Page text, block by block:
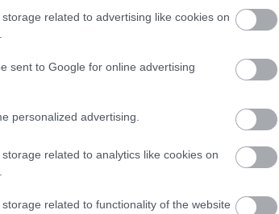
related to advertising like cookies on
sent to Google for online advertising
personalized advertising.
related to analytics like cookies on
related to functionality of the website